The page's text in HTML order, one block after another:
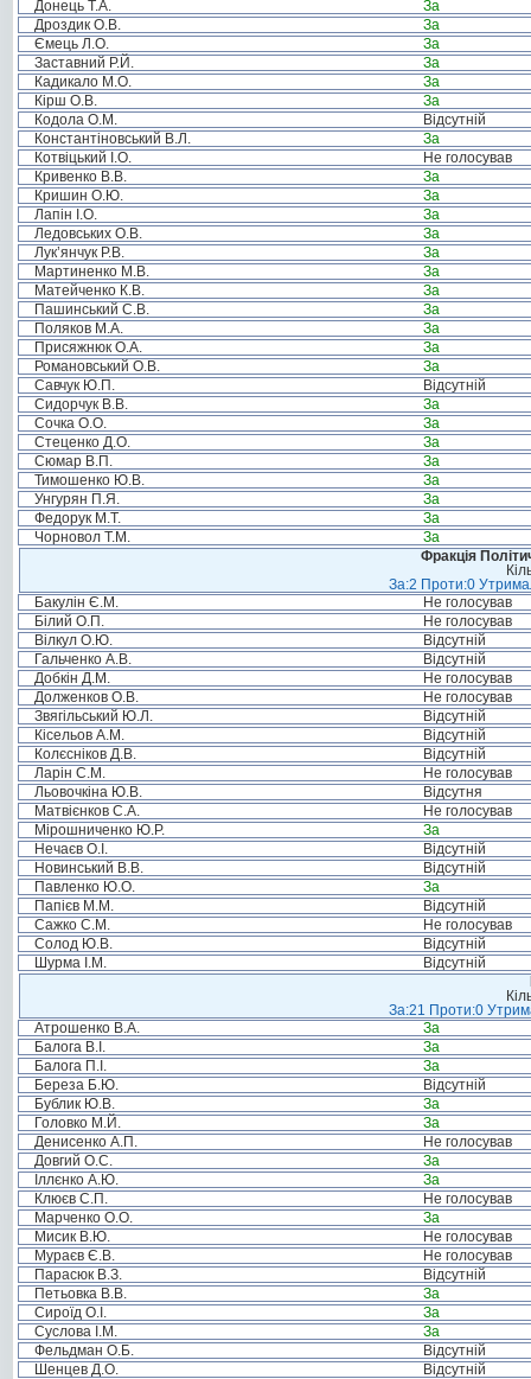
Донець Т.А.
За
Дроздик О.В.
За
Ємець Л.О.
За
Заставний Р.Й.
За
Кадикало М.О.
За
Кірш О.В.
За
Кодола О.М.
Відсутній
Константіновський В.Л.
За
Котвіцький І.О.
Не голосував
Кривенко В.В.
За
Кришин О.Ю.
За
Лапін І.О.
За
Ледовських О.В.
За
Лук’янчук Р.В.
За
Мартиненко М.В.
За
Матейченко К.В.
За
Пашинський С.В.
За
Поляков М.А.
За
Присяжнюк О.А.
За
Романовський О.В.
За
Савчук Ю.П.
Відсутній
Сидорчук В.В.
За
Сочка О.О.
За
Стеценко Д.О.
За
Сюмар В.П.
За
Тимошенко Ю.В.
За
Унгурян П.Я.
За
Федорук М.Т.
За
Чорновол Т.М.
За
Фракція
За:2 Проти:0
Бакулін Є.М.
Не голосував
Білий О.П.
Не голосував
Вілкул О.Ю.
Відсутній
Гальченко А.В.
Відсутній
Добкін Д.М.
Не голосував
Долженков О.В.
Не голосував
Звягільський Ю.Л.
Відсутній
Кісельов А.М.
Відсутній
Колєсніков Д.В.
Відсутній
Ларін С.М.
Не голосував
Льовочкіна Ю.В.
Відсутня
Матвієнков С.А.
Не голосував
Мірошниченко Ю.Р.
За
Нечаєв О.І.
Відсутній
Новинський В.В.
Відсутній
Павленко Ю.О.
За
Папієв М.М.
Відсутній
Сажко С.М.
Не голосував
Солод Ю.В.
Відсутній
Шурма І.М.
Відсутній
За:21 Проти:0
Атрошенко В.А.
За
Балога В.І.
За
Балога П.І.
За
Береза Б.Ю.
Відсутній
Бублик Ю.В.
За
Головко М.Й.
За
Денисенко А.П.
Не голосував
Довгий О.С.
За
Іллєнко А.Ю.
За
Клюєв С.П.
Не голосував
Марченко О.О.
За
Мисик В.Ю.
Не голосував
Мураєв Є.В.
Не голосував
Парасюк В.З.
Відсутній
Петьовка В.В.
За
Сироїд О.І.
За
Суслова І.М.
За
Фельдман О.Б.
Відсутній
Шенцев Д.О.
Відсутній